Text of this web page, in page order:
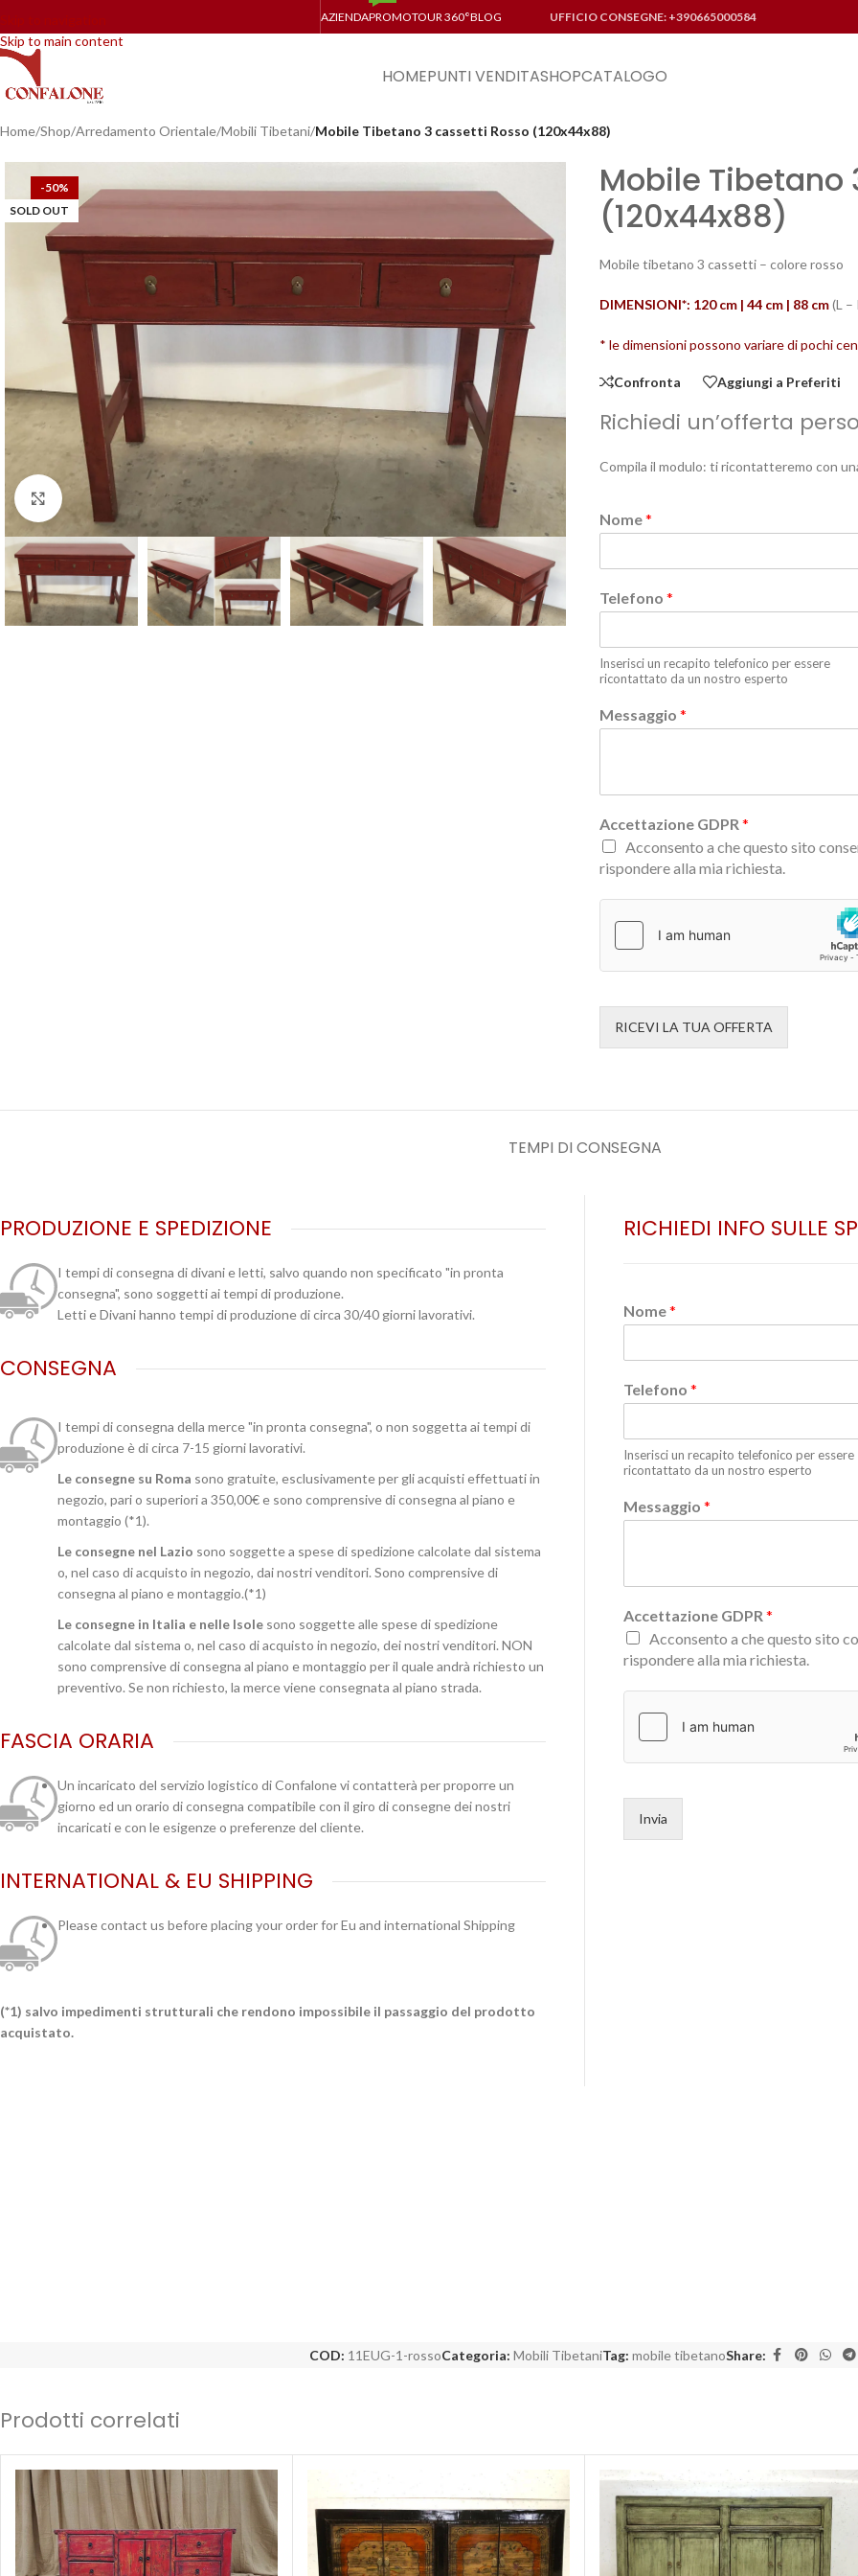
Skip to main content
AZIENDAPROMOTOUR 360°BLOG UFFICIO CONSEGNE: +390665000584
HOMEPUNTI VENDITASHOPCATALOGO
Home/Shop/Arredamento Orientale/Mobili Tibetani/Mobile Tibetano 3 cassetti Rosso (120x44x88)
-50%
SOLD OUT
Click to enlarge
Mobile Tibetano
(120x44x88)
Mobile tibetano 3 cassetti – colore rosso
DIMENSIONI*: 120 cm | 44 cm | 88 cm(L –
* le dimensioni possono variare di pochi
Confronta Aggiungi a Preferiti
Richiedi un’offerta
Compila il modulo: ti ricontatteremo con
Nome*
Telefono *
Inserisci un recapito telefonico per essere
ricontattato da un nostro esperto
Messaggio *
Accettazione GDPR *
Acconsento a che questo sito
rispondere alla mia richiesta.
RICEVI LA TUA OFFERTA
TEMPI DI CONSEGNA
PRODUZIONE E SPEDIZIONE
I tempi di consegna di divani e letti, salvo quando non specificato "in pronta
consegna", sono soggetti ai tempi di produzione.
Letti e Divani hanno tempi di produzione di circa 30/40 giorni lavorativi.
CONSEGNA
I tempi di consegna della merce "in pronta consegna", o non soggetta ai tempi di
produzione è di circa 7-15 giorni lavorativi.
Le consegne su Roma sono gratuite, esclusivamente per gli acquisti effettuati in
negozio, pari o superiori a 350,00€ e sono comprensive di consegna al piano e
montaggio (*1).
Le consegne nel Lazio sono soggette a spese di spedizione calcolate dal sistema
o, nel caso di acquisto in negozio, dai nostri venditori. Sono comprensive di
consegna al piano e montaggio.(*1)
Le consegne in Italia e nelle Isole sono soggette alle spese di spedizione
calcolate dal sistema o, nel caso di acquisto in negozio, dei nostri venditori. NON
sono comprensive di consegna al piano e montaggio per il quale andrà richiesto un
preventivo. Se non richiesto, la merce viene consegnata al piano strada.
FASCIA ORARIA
Un incaricato del servizio logistico di Confalone vi contatterà per proporre un
giorno ed un orario di consegna compatibile con il giro di consegne dei nostri
incaricati e con le esigenze o preferenze del cliente.
INTERNATIONAL & EU SHIPPING
Please contact us before placing your order for Eu and international Shipping
(*1) salvo impedimenti strutturali che rendono impossibile il passaggio del prodotto
acquistato.
RICHIEDI INFO SULLE
Nome*
Telefono *
Inserisci un recapito telefonico per essere
ricontattato da un nostro esperto
Messaggio *
Accettazione GDPR *
Acconsento a che questo sito
rispondere alla mia richiesta.
Invia
COD: 11EUG-1-rossoCategoria: Mobili TibetaniTag: mobile tibetanoShare:
Prodotti correlati